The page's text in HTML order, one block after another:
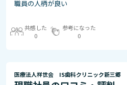
職員の人柄が良い
共感した
0
参考になった
0
医療法人祥世会 IS歯科クリニック新三郷